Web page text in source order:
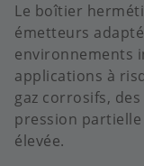
Le boîtier
émetteurs
environnements
applications à
gaz corrosifs,
pression
élevée.